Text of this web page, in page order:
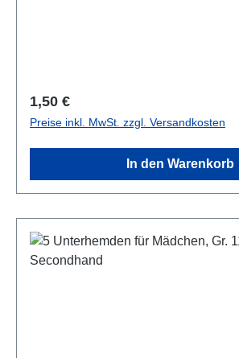
Regulärer Preis:
1,50 €
Preise inkl. MwSt. zzgl. Versandkosten
In den Warenkorb